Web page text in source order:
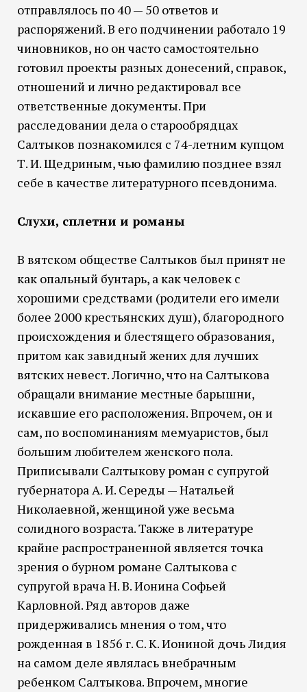
отправлялось по 40 — 50 ответов и
распоряжений. В его подчинении работало 19
чиновников, но он часто самостоятельно
готовил проекты разных донесений, справок,
отношений и лично редактировал все
ответственные документы. При
расследовании дела о старообрядцах
Салтыков познакомился с 74-летним купцом
Т. И. Щедриным, чью фамилию позднее взял
себе в качестве литературного псевдонима.
Слухи, сплетни и романы
В вятском обществе Салтыков был принят не
как опальный бунтарь, а как человек с
хорошими средствами (родители его имели
более 2000 крестьянских душ), благородного
происхождения и блестящего образования,
притом как завидный жених для лучших
вятских невест. Логично, что на Салтыкова
обращали внимание местные барышни,
искавшие его расположения. Впрочем, он и
сам, по воспоминаниям мемуаристов, был
большим любителем женского пола.
Приписывали Салтыкову роман с супругой
губернатора А. И. Середы — Натальей
Николаевной, женщиной уже весьма
солидного возраста. Также в литературе
крайне распространенной является точка
зрения о бурном романе Салтыкова с
супругой врача Н. В. Ионина Софьей
Карловной. Ряд авторов даже
придерживались мнения о том, что
рожденная в 1856 г. С. К. Иониной дочь Лидия
на самом деле являлась внебрачным
ребенком Салтыкова. Впрочем, многие